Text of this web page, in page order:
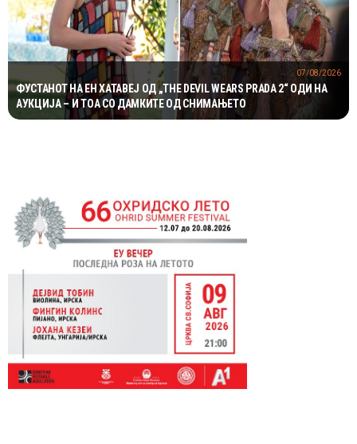
ФУСТАНОТ НА ЕН ХАТАВЕЈ ОД „THE DEVIL WEARS PRADA 2“ ОДИ НА
АУКЦИЈА – И ТОА СО ДАМКИТЕ ОД СНИМАЊЕТО
07/08/2026